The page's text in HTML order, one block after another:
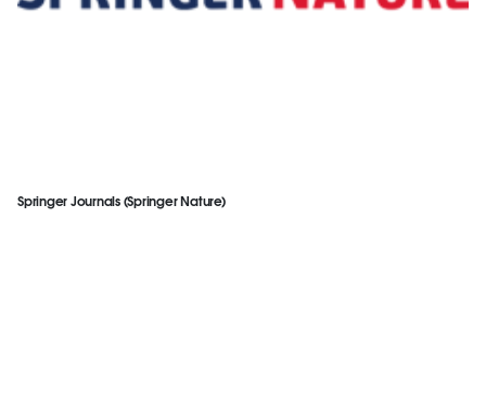
Springer Journals (Springer Nature)